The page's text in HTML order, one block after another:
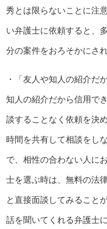
秀とは限らないことに注
い弁護士に依頼すると、
分の案件をおろそかにさ
・「友人や知人の紹介だ
知人の紹介だから信用で
談することなく依頼を決
時間を共有して相談をし
で、相性の合わない人に
士を選ぶ時は、無料の法
と直接面談してみること
話を聞いてくれる弁護士